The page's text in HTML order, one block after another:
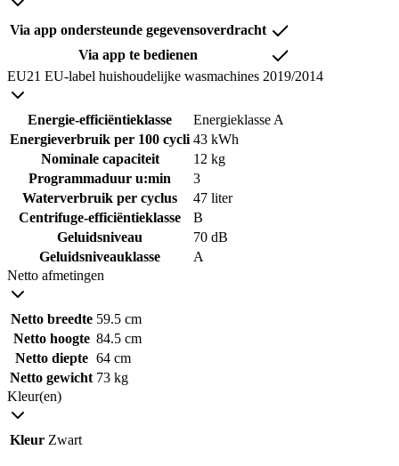
Via app ondersteunde gegevensoverdracht
Via app te bedienen
EU21 EU-label huishoudelijke wasmachines 2019/2014
Energie-efficiëntieklasse
Energieklasse A
Energieverbruik per 100 cycli 43 kWh
Nominale capaciteit
12 kg
Programmaduur u:min
3
Waterverbruik per cyclus
47 liter
Centrifuge-efficiëntieklasse
B
Geluidsniveau
70 dB
Geluidsniveauklasse
A
Netto afmetingen
Netto breedte 59.5 cm
Netto hoogte 84.5 cm
Netto diepte 64 cm
Netto gewicht 73 kg
Kleur(en)
Kleur Zwart